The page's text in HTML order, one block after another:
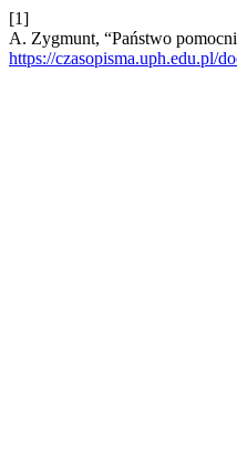
[1]
A. Zygmunt, “Państwo
https://czasopisma.uph.edu.pl/